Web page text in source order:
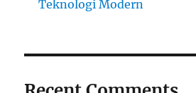
Teknologi Modern